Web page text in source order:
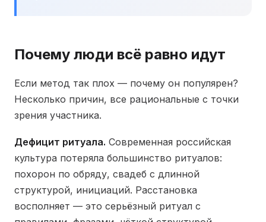
Почему люди всё равно идут
Если метод так плох — почему он популярен?
Несколько причин, все рациональные с точки
зрения участника.
Дефицит ритуала. Современная российская
культура потеряла большинство ритуалов:
похорон по обряду, свадеб с длинной
структурой, инициаций. Расстановка
восполняет — это серьёзный ритуал с